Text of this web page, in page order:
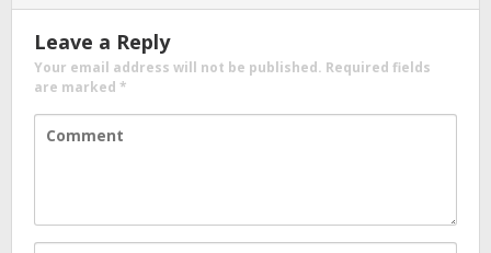
Leave a Reply
Your email address will not be published. Required fields
are marked *